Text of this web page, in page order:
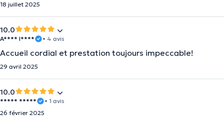
18 juillet 2025
10.0
A**** I**** • 4 avis
Accueil cordial et prestation toujours impeccable!
29 avril 2025
10.0
***** *****
• 1 avis
26 février 2025